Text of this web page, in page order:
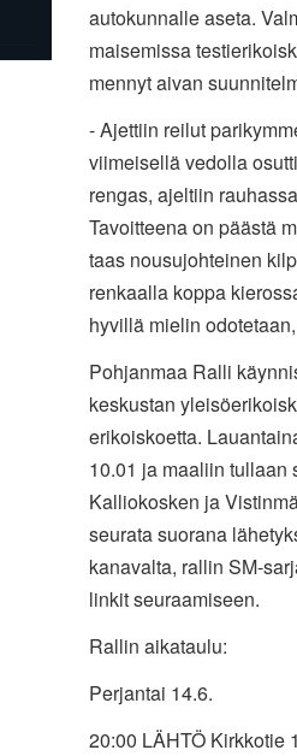
autokunnalle aseta.
maisemissa
mennyt aivan
- Ajettiin reilut
viimeisellä vedolla
rengas, ajeltiin
Tavoitteena on päästä
taas nousujohteinen
renkaalla koppa
hyvillä mielin
Pohjanmaa Ralli
keskustan
erikoiskoetta.
10.01 ja maaliin tullaan
Kalliokosken ja
seurata suorana
kanavalta, rallin SM-
linkit seuraamiseen.
Rallin aikataulu:
Perjantai 14.6.
20:00 LÄHTÖ Kirkkotie